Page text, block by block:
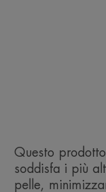
Questo
soddisfa i più
pelle,